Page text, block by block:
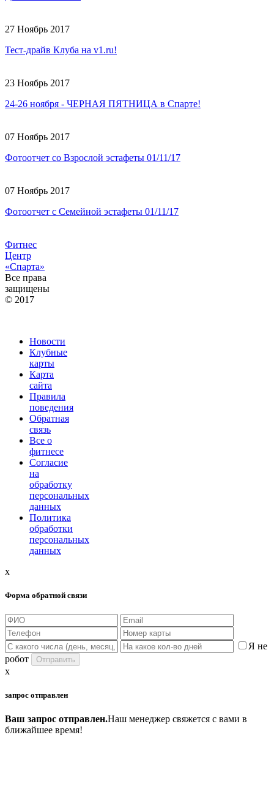
27 Ноябрь 2017
Тест-драйв Клуба на v1.ru!
23 Ноябрь 2017
24-26 ноября - ЧЕРНАЯ ПЯТНИЦА в Спарте!
07 Ноябрь 2017
Фотоотчет со Взрослой эстафеты 01/11/17
07 Ноябрь 2017
Фотоотчет с Семейной эстафеты 01/11/17
Фитнес
Центр
«Спарта»
Все права
защищены
© 2017
Новости
Клубные
карты
Карта
сайта
Правила
поведения
Обратная
связь
Все о
фитнесе
Согласие
на
обработку
персональных
данных
Политика
обработки
персональных
данных
x
Форма обратной связи
Я не
робот
x
запрос отправлен
Ваш запрос отправлен.Наш менеджер свяжется с вами в
ближайшее время!